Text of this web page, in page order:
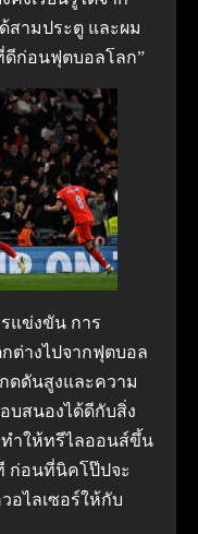
สามประตู และผม
ดีก่อนฟุตบอลโลก”
รแข่งขัน การ
ต่างไปจากฟุตบอล
ดดันสูงและความ
บสนองได้ดีกับสิ่ง
ำให้ทรีไลออนส์ขึ้น
ก่อนที่นิคโป๊ปจะ
อไลเซอร์ให้กับ